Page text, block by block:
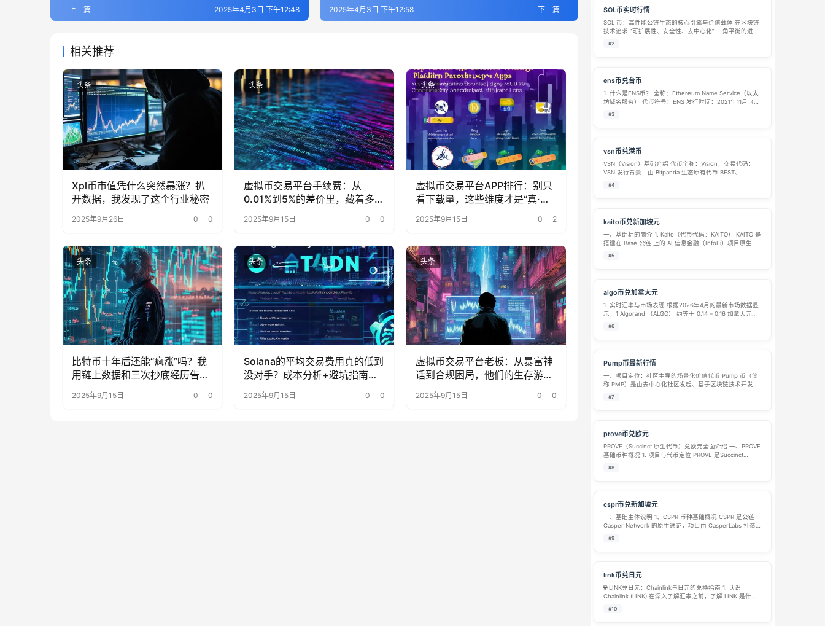
上一篇 2025年4月3日 下午12:48 下一篇
2025年4月3日 下午12:58
相关推荐
头条
Xpl币市值凭什么突然暴涨？扒
开数据，我发现了这个行业秘密
2025年9月26日 0 0
头条
虚拟币交易平台手续费：从
0.01%到5%的差价里，藏着多少
被忽略的省钱密码？
2025年9月15日 0 0
头条
虚拟币交易平台APP排行：别只
看下载量，这些维度才是“真·核
心指标”
2025年9月15日 0 2
头条
比特币十年后还能“疯涨”吗？我
用链上数据和三次抄底经历告诉
2025年9月15日 0 0
头条
Solana的平均交易费用真的低到
没对手？成本分析+避坑指南来
2025年9月15日 0 0
头条
虚拟币交易平台老板：从暴富神
话到合规困局，他们的生存游戏
变了？
2025年9月15日 0 0
SOL币实时行情
SOL 币：高性能公链生态的核心引擎与价值载体​ 在区块链
技术追求 “可扩展性、安全性、去中心化” 三角平衡的进程
中，Solana 公链以其突破性的性能表现脱颖而出，而 SOL
#2
ens币兑台币
1. 什么是ENS币？ 全称：Ethereum Name Service（以太
坊域名服务） 代币符号：ENS 发行时间：2021年11月（空
投给早期用户） 发行总量：总供应量1亿枚，目前处于持续
#3
vsn币兑港币
VSN（Vision）基础介绍 代币全称：Vision，交易代码：
VSN 发行背景：由 Bitpanda 生态原有代币 BEST、
Pantos（PAN）合并升级推出，由 Vision Web3 基金会运
#4
kaito币兑新加坡元
一、基础标的简介 1. Kaito（代币代码：KAITO） KAITO 是
搭建在 Base 公链 上的 AI 信息金融（InfoFi）项目原生代
币，上线时间 2025 年 2 月。 项目定位：AI 驱动的 Web3
#5
algo币兑加拿大元
1. 实时汇率与市场表现 根据2026年4月的最新市场数据显
示，1 Algorand （ALGO） 约等于 0.14 – 0.16 加拿大元
（CAD） 。由于加密货币市场波动较大，各大平台提供的
#6
Pump币最新行情
一、项目定位：社区主导的场景化价值代币​ Pump 币（简
称 PMP）是由去中心化社区发起、基于区块链技术开发的
社区驱动型加密代币，核心定位是打破传统加密代币 “重投
#7
prove币兑欧元
PROVE（Succinct 原生代币）兑欧元全面介绍 一、PROVE
基础币种概况 1. 项目与代币定位 PROVE 是Succinct
Network去中心化零知识证明（ZK）网络的原生 ERC-20
#8
cspr币兑新加坡元
一、基础主体说明 1、CSPR 币种基础概况 CSPR 是公链
Casper Network 的原生通证，项目由 CasperLabs 打造，
2021 年 3 月正式上线主网，是基于 CBC 安全架构的 PoS
#9
link币兑日元
🌐 LINK兑日元：Chainlink与日元的兑换指南 1. 认识
Chainlink (LINK) 在深入了解汇率之前，了解 LINK 是什么
会很有帮助。Chainlink 是一个去中心化的预言机网络，它
#10